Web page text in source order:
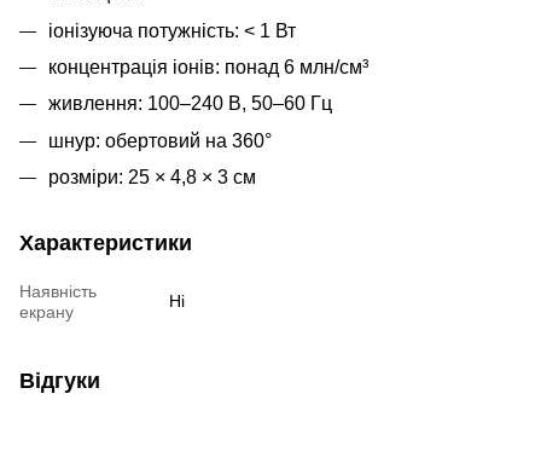
іонізуюча потужність: < 1 Вт
концентрація іонів: понад 6 млн/см³
живлення: 100–240 В, 50–60 Гц
шнур: обертовий на 360°
розміри: 25 × 4,8 × 3 см
Характеристики
Наявність
екрану
Ні
Відгуки